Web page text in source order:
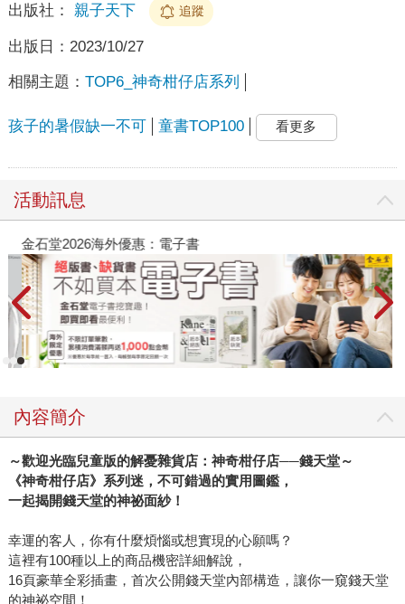
出版社： 親子天下 追蹤
出版日： 2023/10/27
相關主題： TOP6_神奇柑仔店系列
孩子的暑假缺一不可 童書TOP100 看更多
活動訊息
金石堂2026海外優惠：電子書
內容簡介
～歡迎光臨兒童版的解憂雜貨店：神奇柑仔店──錢天堂～
《神奇柑仔店》系列迷，不可錯過的實用圖鑑，
一起揭開錢天堂的神祕面紗！
幸運的客人，你有什麼煩惱或想實現的心願嗎？
這裡有100種以上的商品機密詳細解說，
16頁豪華全彩插畫，首次公開錢天堂內部構造，讓你一窺錢天堂
的神祕空間！